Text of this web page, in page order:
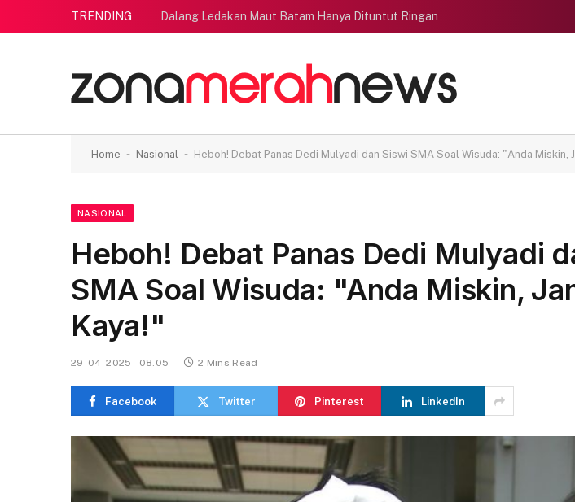
TRENDING Dalang Ledakan Maut Batam Hanya Dituntut Ringan
Home - Nasional - Heboh! Debat Panas Dedi Mulyadi dan Siswi SMA Soal Wisuda: "Anda Miskin,
NASIONAL
Heboh! Debat Panas Dedi Mulyadi
SMA Soal Wisuda: "Anda Miskin,
Kaya!"
29-04-2025 - 08.05 2 Mins Read
Facebook Twitter Pinterest LinkedIn